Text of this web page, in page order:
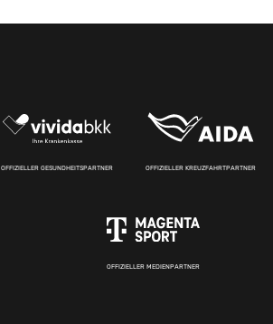
OFFIZIELLER GESUNDHEITSPARTNER OFFIZIELLER KREUZFAHRTPARTNER
OFFIZIELLER MEDIENPARTNER